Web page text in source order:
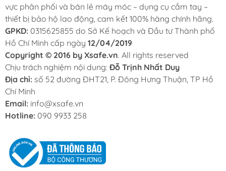
vực phân phối và bán lẻ máy móc – dụng cụ cầm tay –
thiết bị bảo hộ lao động, cam kết 100% hàng chính hãng.
GPKD: 0315625855 do Sở Kế hoạch và Đầu tư Thành phố
Hồ Chí Minh cấp ngày 12/04/2019
Copyright © 2016 by Xsafe.vn. All rights reserved
Chịu trách nghiệm nội dung: Đỗ Trịnh Nhất Duy
Địa chỉ: số 52 đường ĐHT21, P. Đông Hưng Thuận, TP Hồ
Chí Minh
Email: info@xsafe.vn
Hotline: 090 9933 258